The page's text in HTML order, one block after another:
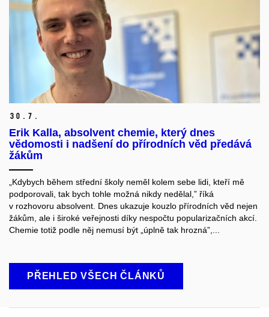
30. 7.
Erik Kalla, absolvent chemie, který dnes
vědomosti i nadšení do přírodních věd předává
žákům
„Kdybych během střední školy neměl kolem sebe lidi, kteří mě
podporovali, tak bych tohle možná nikdy nedělal,” říká
v rozhovoru absolvent. Dnes ukazuje kouzlo přírodních věd nejen
žákům, ale i široké veřejnosti díky nespočtu popularizačních akcí.
Chemie totiž podle něj nemusí být „úplně tak hrozná”,...
PŘEHLED VŠECH ČLÁNKŮ